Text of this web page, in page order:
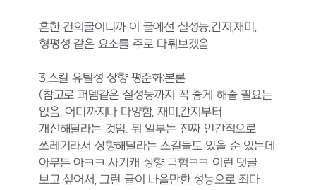
흔한 건의글이니까 이 글에선 실성능,간지,재미,
형평성 같은 요소를 주로 다뤄보겠음
3.스킬 유틸성 상향 평준화:본론
(참고로 퍼뎀같은 실성능까지 꼭 좋게 해줄 필요는
없음. 어디까지나 다양함, 재미,간지부터
개선해달라는 것임. 뭐 일부는 진짜 인간적으로
쓰레기라서 상향해달라는 스킬들도 있을 순 있는데
아무튼 아ㅋㅋ 사기캐 상향 극혐ㅋㅋ 이런 댓글
보고 싶어서, 그런 글이 나올만한 성능으로 죄다